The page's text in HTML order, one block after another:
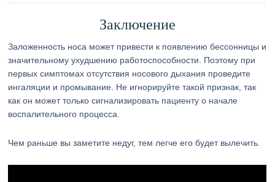
Заключение
Заложенность носа может привести к появлению бессонницы и
значительному ухудшению работоспособности. Поэтому при
первых симптомах отсутствия носового дыхания проведите
ингаляции и промывание. Не игнорируйте такой признак, так
как он может только сигнализировать пациенту о начале
воспалительного процесса.
Чем раньше вы заметите недуг, тем легче его будет вылечить.